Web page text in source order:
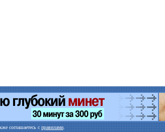
соглашаетесь с правилами